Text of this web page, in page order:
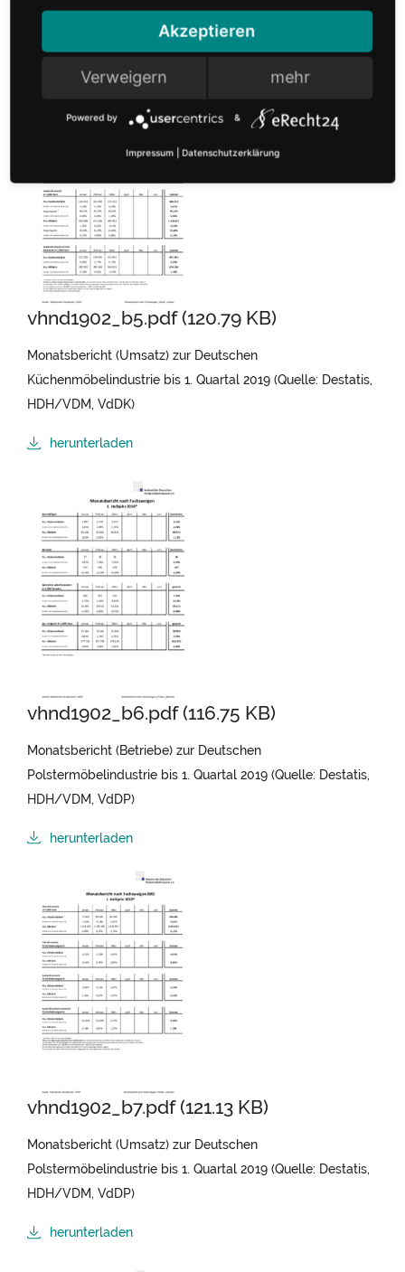
HDH/VDM, VdDK)
vhnd1902_b5.pdf (120.79 KB)
Monatsbericht (Umsatz) zur Deutschen
Küchenmöbelindustrie bis 1. Quartal 2019 (Quelle: Destatis,
HDH/VDM, VdDK)
herunterladen
vhnd1902_b6.pdf (116.75 KB)
Monatsbericht (Betriebe) zur Deutschen
Polstermöbelindustrie bis 1. Quartal 2019 (Quelle: Destatis,
HDH/VDM, VdDP)
herunterladen
vhnd1902_b7.pdf (121.13 KB)
Monatsbericht (Umsatz) zur Deutschen
Polstermöbelindustrie bis 1. Quartal 2019 (Quelle: Destatis,
HDH/VDM, VdDP)
herunterladen
Akzeptieren
Verweigern mehr
Powered by &
Impressum Datenschutzerklärung